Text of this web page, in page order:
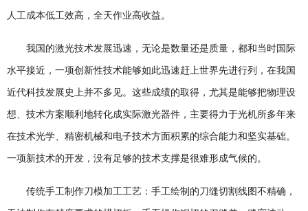
人工成本低工效高，全天作业高收益。
我国的激光技术发展迅速，无论是数量还是质量，都和当时国际
水平接近，一项创新性技术能够如此迅速赶上世界先进行列，在我国
近代科技发展史上并不多见。这些成绩的取得，尤其是能够把物理设
想、技术方案顺利地转化成实际激光器件，主要得力于光机所多年来
在技术光学、精密机械和电子技术方面积累的综合能力和坚实基础。
一项新技术的开发，没有足够的技术支撑是很难形成气候的。
传统手工制作刀模加工工艺：手工绘制的刀缝切割线图不精确，